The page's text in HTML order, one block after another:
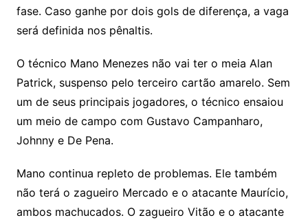
fase. Caso ganhe por dois gols de diferença, a vaga
será definida nos pênaltis.
O técnico Mano Menezes não vai ter o meia Alan
Patrick, suspenso pelo terceiro cartão amarelo. Sem
um de seus principais jogadores, o técnico ensaiou
um meio de campo com Gustavo Campanharo,
Johnny e De Pena.
Mano continua repleto de problemas. Ele também
não terá o zagueiro Mercado e o atacante Maurício,
ambos machucados. O zagueiro Vitão e o atacante